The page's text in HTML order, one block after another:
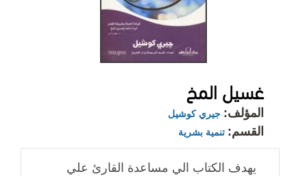
غسيل المخ
المؤلف: جيري كوشيل
القسم: تنمية بشرية
يهدف الكتاب الي مساعدة القارئ علي